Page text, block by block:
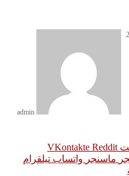
admin
ماسنجر واتساب تيلقرام